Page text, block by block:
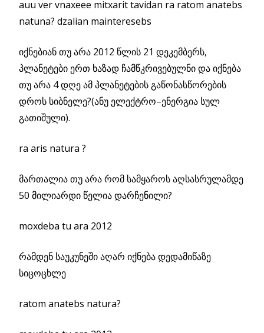
auu ver vnaxeee mitxarit tavidan ra ratom anatebs
natuna? dzalian mainteresebs
იქნებიან თუ არა 2012 წლის 21 დეკემბერს,
პლანეტები ერთ ხაზად ჩამწკრივებულნი და იქნება
თუ არა 4 დღე ამ პლანეტების გაწონასწორების
დროს სიბნელე?(ანუ ელექტრო–ენერგია სულ
გათიშული).
ra aris natura ?
მართალია თუ არა რომ სამყაროს აღსასრულამდე
50 მილიარდი წელია დარჩენილი?
moxdeba tu ara 2012
რამდენ საუკუნეში აღარ იქნება დედამიწაზე
სიცოცხლე
ratom anatebs natura?